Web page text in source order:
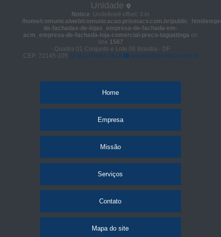
Unidade
Notice: Undefined offset: 3 in
/home/comunica/web/comunicacao.prismacv.com.br/public_html/
de-fachadas-de-lojas_empresa-de-fachada-em-
acm_empresa-de-fachada-loja-comercial-preco-taguatinga on
line 1567
- Quadra 01 Conjunto e Lote 06 Brasília - DF
CEP: 72145-105
(61) 98664-2818 prisma@prismacv.com.br
Home
Empresa
Missão
Serviços
Contato
Mapa do site